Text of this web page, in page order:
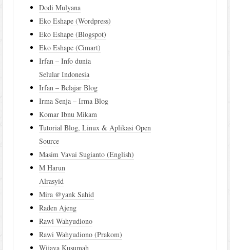
Dodi Mulyana
Eko Eshape (Wordpress)
Eko Eshape (Blogspot)
Eko Eshape (Cimart)
Irfan – Info dunia
Selular Indonesia
Irfan – Belajar Blog
Irma Senja – Irma Blog
Komar Ibnu Mikam
Tutorial Blog, Linux & Aplikasi Open
Source
Masim Vavai Sugianto (English)
M Harun
Alrasyid
Mira @yank Sahid
Raden Ajeng
Rawi Wahyudiono
Rawi Wahyudiono (Prakom)
Wijaya Kusumah